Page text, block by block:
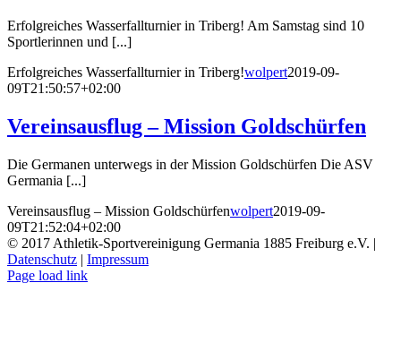
Erfolgreiches Wasserfallturnier in Triberg! Am Samstag sind 10
Sportlerinnen und [...]
Erfolgreiches Wasserfallturnier in Triberg!wolpert2019-09-
09T21:50:57+02:00
Vereinsausflug – Mission Goldschürfen
Die Germanen unterwegs in der Mission Goldschürfen Die ASV
Germania [...]
Vereinsausflug – Mission Goldschürfenwolpert2019-09-
09T21:52:04+02:00
© 2017 Athletik-Sportvereinigung Germania 1885 Freiburg e.V. |
Datenschutz | Impressum
Instagram
Page load link